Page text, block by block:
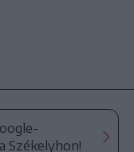
Székelyhon!